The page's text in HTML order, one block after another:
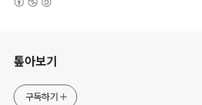
톺아보기
구독하기